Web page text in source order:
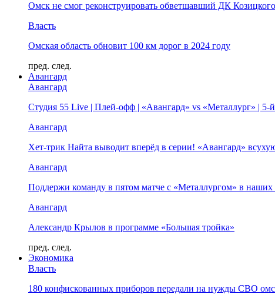
Омск не смог реконструировать обветшавший ДК
Власть
Омская область обновит 100 км дорог в 2024 году
пред. след.
Авангард
Авангард
Студия 55 Live | Плей-офф | «Авангард» vs «Металлург» |
Авангард
Хет-трик Найта выводит вперёд в серии! «Авангард»
Авангард
Поддержи команду в пятом матче с «Металлургом» в наших
Авангард
Александр Крылов в программе «Большая тройка»
пред. след.
Экономика
Власть
180 конфискованных приборов передали на нужды СВО